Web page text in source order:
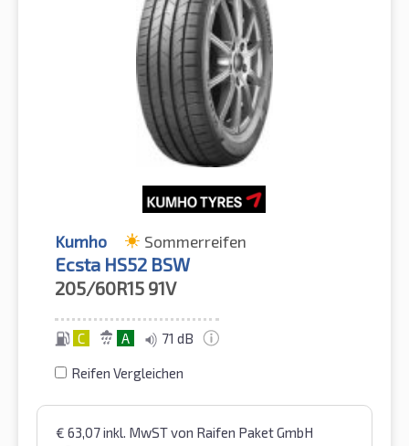
Kumho Sommerreifen
Ecsta HS52 BSW
205/60R15 91V
C A 71 dB
Reifen Vergleichen
€ 63,07inkl. MwSTvon Raifen Paket GmbH